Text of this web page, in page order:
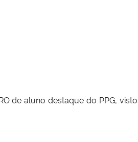
de aluno destaque do PPG, visto